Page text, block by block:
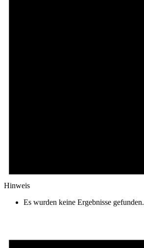
Hinweis
Es wurden keine Ergebnisse gefunden.